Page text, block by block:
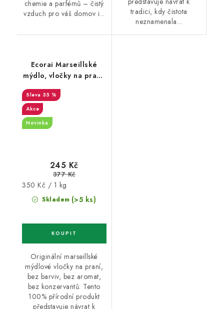
chemie a parfémů – čistý
vzduch pro váš domov i...
tradici, kdy čistota
neznamenala...
Ecorai Marseillské
mýdlo, vločky na praní,
originál 700 g
35 %
Akce
Novinka
Skladem (>5 ks)
245 Kč
377 Kč
Měrná
cena:
350 Kč / 1 kg
Originální marseillské
mýdlové vločky na praní,
bez barviv, bez aromat,
bez konzervantů. Tento
100% přírodní produkt
představuje návrat k